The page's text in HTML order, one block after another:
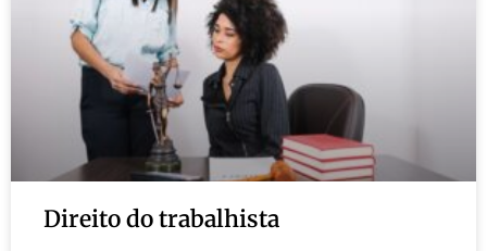
Direito do trabalhista